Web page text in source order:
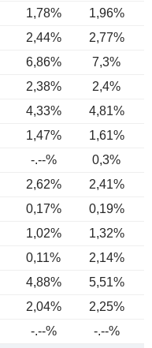
1,78% 1,96%
2,44% 2,77%
6,86% 7,3%
2,38% 2,4%
4,33% 4,81%
1,47% 1,61%
-.--% 0,3%
2,62% 2,41%
0,17%
0,19%
1,02% 1,32%
0,11% 2,14%
4,88% 5,51%
2,04% 2,25%
-.--% -.--%